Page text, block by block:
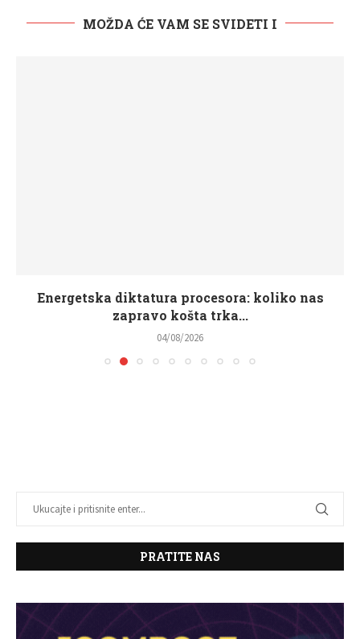
MOŽDA ĆE VAM SE SVIDETI I
Energetska diktatura procesora: koliko nas
zapravo košta trka...
04/08/2026
PRATITE NAS